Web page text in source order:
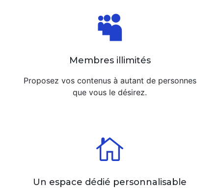

Membres illimités
Proposez vos contenus à autant de personnes
que vous le désirez.

Un espace dédié personnalisable